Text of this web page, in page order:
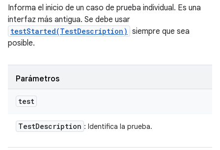
Informa el inicio de un caso de prueba individual. Es una
interfaz más antigua. Se debe usar
testStarted(TestDescription) siempre que sea
posible.
Parámetros
test
TestDescription : Identifica la prueba.